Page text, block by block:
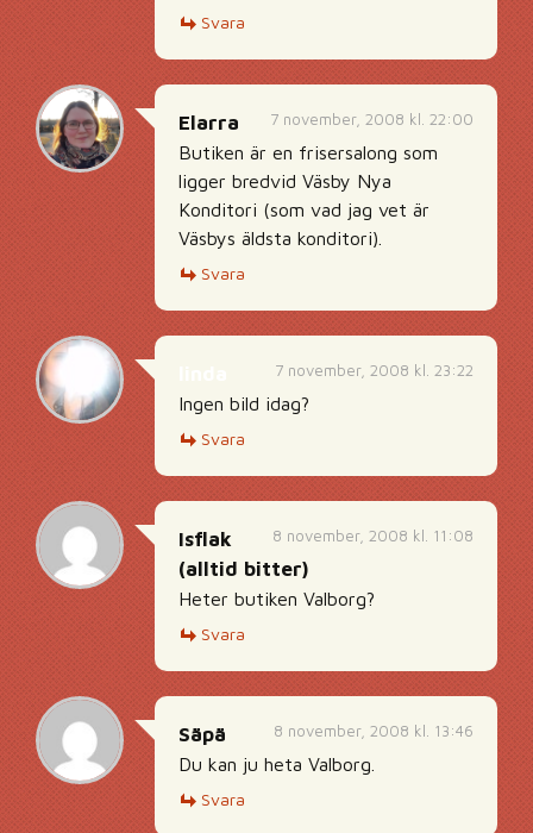
Svara
7 november, 2008 kl. 22:00
Elarra
Butiken är en frisersalong som
ligger bredvid Väsby Nya
Konditori (som vad jag vet är
Väsbys äldsta konditori).
Svara
7 november, 2008 kl. 23:22
Ingen bild idag?
Svara
8 november, 2008 kl. 11:08
Isflak
(alltid bitter)
Heter butiken Valborg?
Svara
8 november, 2008 kl. 13:46
Säpä
Du kan ju heta Valborg.
Svara